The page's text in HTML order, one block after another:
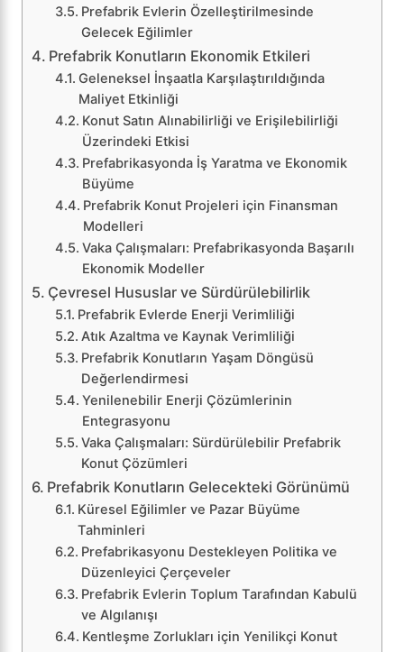
Prefabrik Evlerin Özelleştirilmesinde
Gelecek Eğilimler
Prefabrik Konutların Ekonomik Etkileri
Geleneksel İnşaatla Karşılaştırıldığında
Maliyet Etkinliği
Konut Satın Alınabilirliği ve Erişilebilirliği
Üzerindeki Etkisi
Prefabrikasyonda İş Yaratma ve Ekonomik
Büyüme
Prefabrik Konut Projeleri için Finansman
Modelleri
Vaka Çalışmaları: Prefabrikasyonda Başarılı
Ekonomik Modeller
Çevresel Hususlar ve Sürdürülebilirlik
Prefabrik Evlerde Enerji Verimliliği
Atık Azaltma ve Kaynak Verimliliği
Prefabrik Konutların Yaşam Döngüsü
Değerlendirmesi
Yenilenebilir Enerji Çözümlerinin
Entegrasyonu
Vaka Çalışmaları: Sürdürülebilir Prefabrik
Konut Çözümleri
Prefabrik Konutların Gelecekteki Görünümü
Küresel Eğilimler ve Pazar Büyüme
Tahminleri
Prefabrikasyonu Destekleyen Politika ve
Düzenleyici Çerçeveler
Prefabrik Evlerin Toplum Tarafından Kabulü
ve Algılanışı
Kentleşme Zorlukları için Yenilikçi Konut